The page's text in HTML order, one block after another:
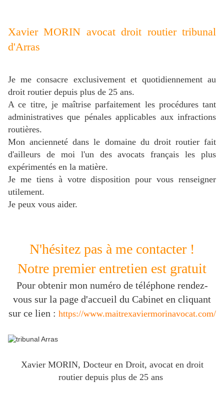
Xavier MORIN avocat droit routier tribunal
d'Arras
Je me consacre exclusivement et quotidiennement au
droit routier depuis plus de 25 ans.
A ce titre, je maîtrise parfaitement les procédures tant
administratives que pénales applicables aux infractions
routières.
Mon ancienneté dans le domaine du droit routier fait
d'ailleurs de moi l'un des avocats français les plus
expérimentés en la matière.
Je me tiens à votre disposition pour vous renseigner
utilement.
Je peux vous aider.
N'hésitez pas à me contacter !
Notre premier entretien est gratuit
Pour obtenir mon numéro de téléphone rendez-
vous sur la page d'accueil du Cabinet en cliquant
sur ce lien : https://www.maitrexaviermorinavocat.com/
Xavier MORIN, Docteur en Droit, avocat en droit
routier depuis plus de 25 ans